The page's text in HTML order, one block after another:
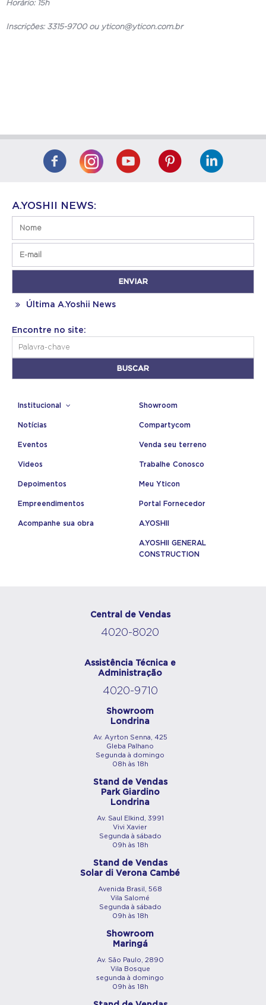
Horário: 15h
Inscrições: 3315-9700 ou yticon@yticon.com.br
A.YOSHII NEWS:
Última A.Yoshii News
Encontre no site:
Institucional
Notícias
Eventos
Videos
Depoimentos
Empreendimentos
Acompanhe sua obra
Showroom
Compartycom
Venda seu terreno
Trabalhe Conosco
Meu Yticon
Portal Fornecedor
A.YOSHII
A.YOSHII GENERAL
CONSTRUCTION
Central de Vendas
4020-8020
Assistência Técnica e
Administração
4020-9710
Showroom
Londrina
Av. Ayrton Senna, 425
Gleba Palhano
Segunda à domingo
08h às 18h
Stand de Vendas
Park Giardino
Londrina
Av. Saul Elkind, 3991
Vivi Xavier
Segunda à sábado
09h às 18h
Stand de Vendas
Solar di Verona Cambé
Avenida Brasil, 568
Vila Salomé
Segunda à sábado
09h às 18h
Showroom
Maringá
Av. São Paulo, 2890
Vila Bosque
segunda à domingo
09h às 18h